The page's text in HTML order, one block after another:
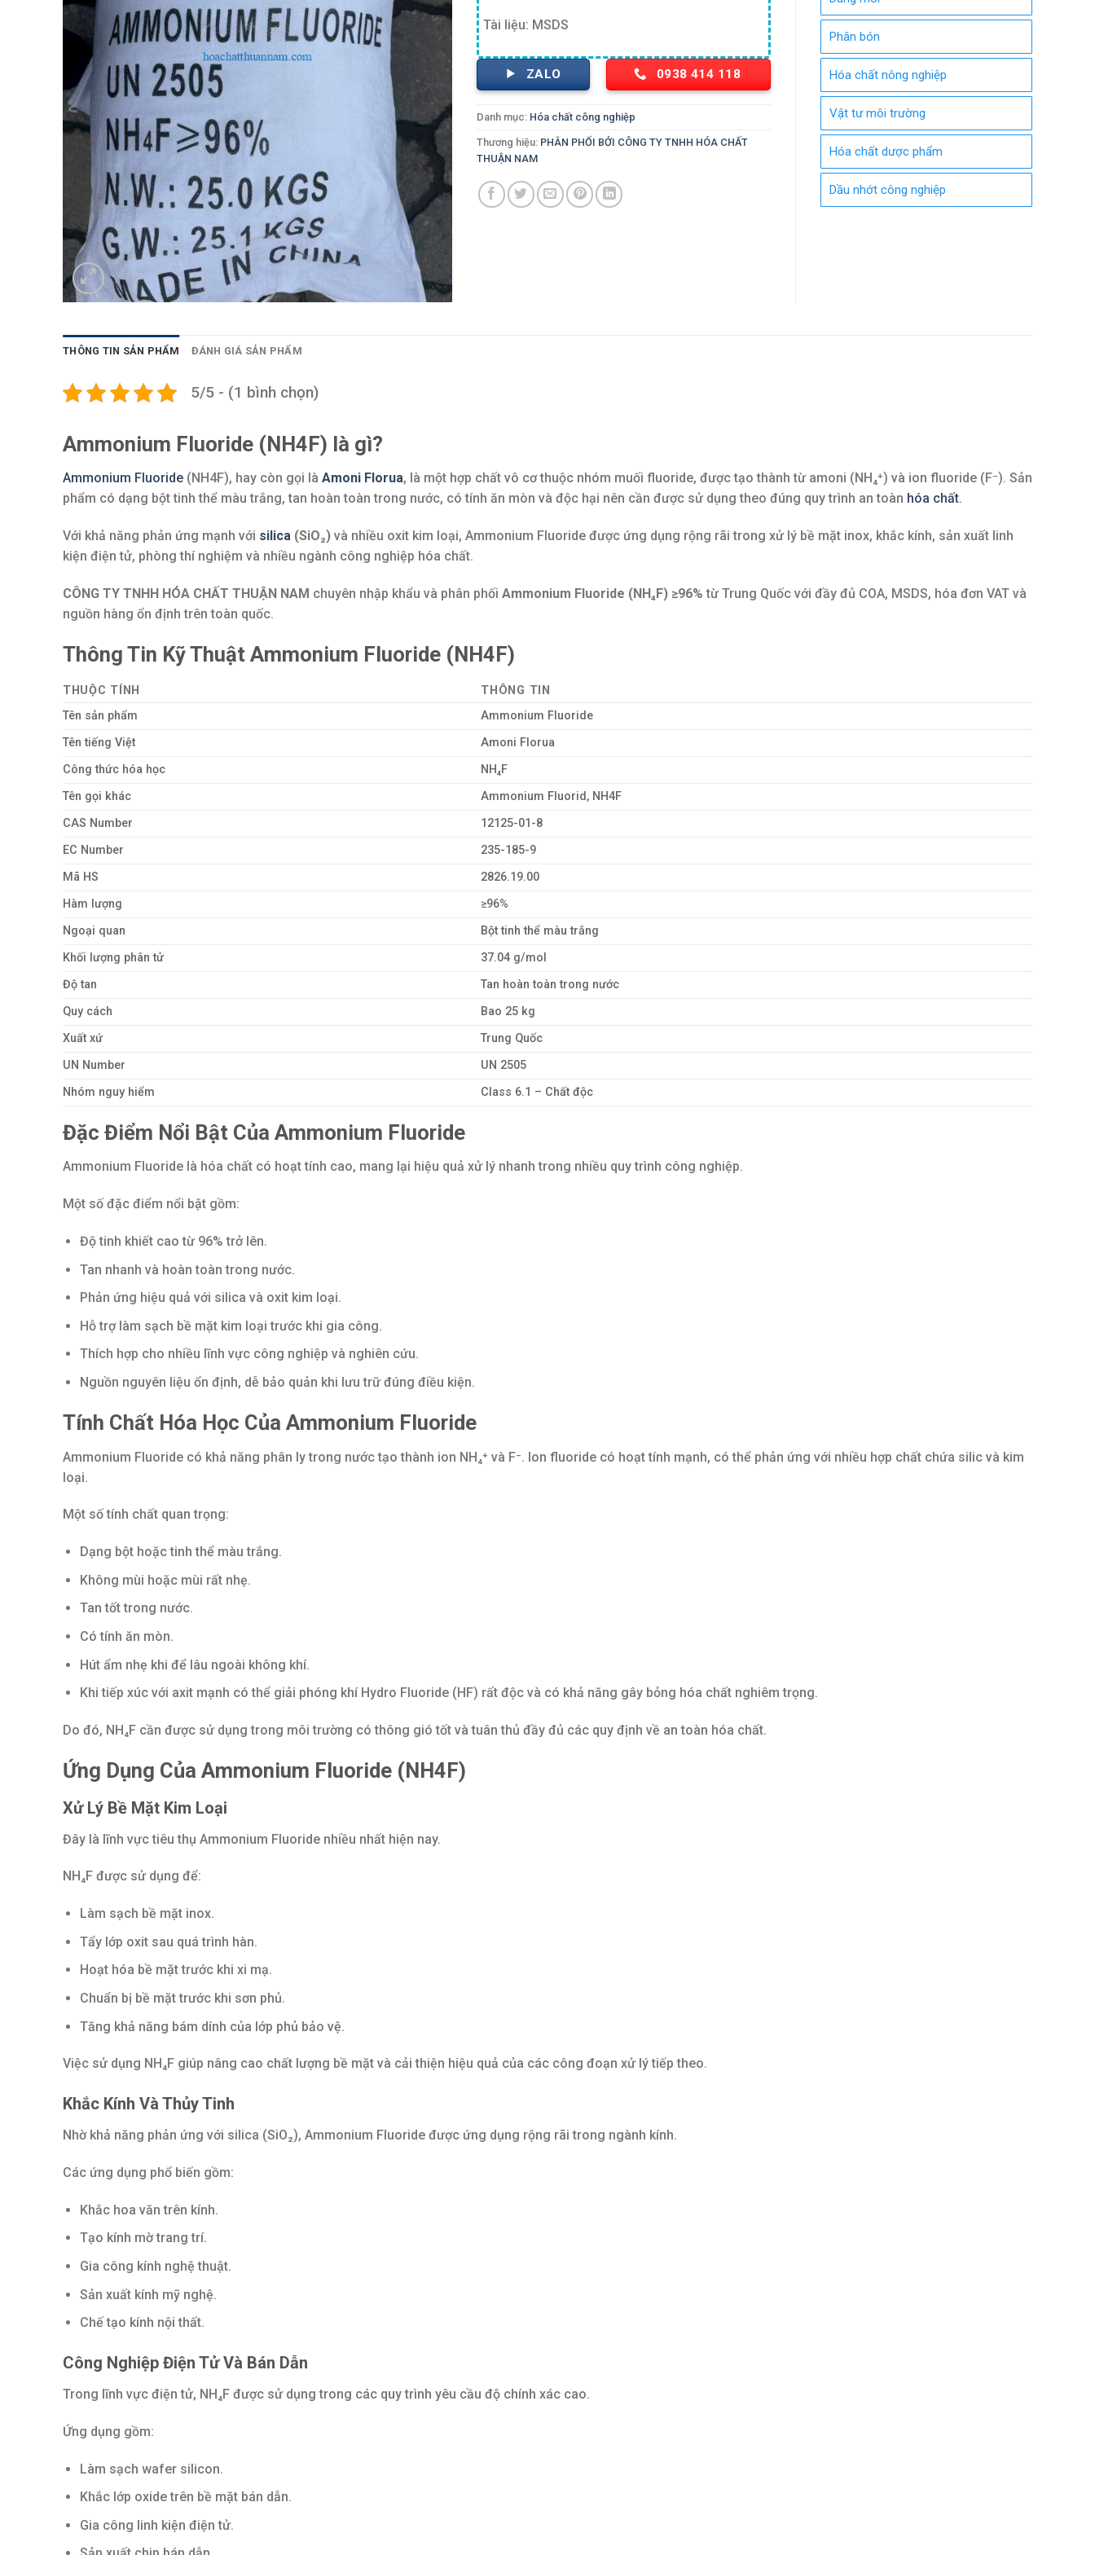
Tài liệu: MSDS
ZALO 0938 414 118
Danh mục: Hóa chất công nghiệp
Thương hiệu: PHÂN PHỐI BỞI CÔNG TY TNHH HÓA CHẤT
THUẬN NAM
Phân bón
Hóa chất nông nghiệp
Vật tư môi trường
Hóa chất dược phẩm
Dầu nhớt công nghiệp
THÔNG TIN SẢN PHẨM ĐÁNH GIÁ SẢN PHẨM
5/5 - (1 bình chọn)
Ammonium Fluoride (NH4F) là gì?
Ammonium Fluoride (NH4F), hay còn gọi là Amoni Florua, là một hợp chất vô cơ thuộc nhóm muối fluoride, được tạo thành từ amoni (NH₄⁺) và ion fluoride (F⁻). Sản
phẩm có dạng bột tinh thể màu trắng, tan hoàn toàn trong nước, có tính ăn mòn và độc hại nên cần được sử dụng theo đúng quy trình an toàn hóa chất.
Với khả năng phản ứng mạnh với silica (SiO₂) và nhiều oxit kim loại, Ammonium Fluoride được ứng dụng rộng rãi trong xử lý bề mặt inox, khắc kính, sản xuất linh
kiện điện tử, phòng thí nghiệm và nhiều ngành công nghiệp hóa chất.
CÔNG TY TNHH HÓA CHẤT THUẬN NAM chuyên nhập khẩu và phân phối Ammonium Fluoride (NH₄F) ≥96% từ Trung Quốc với đầy đủ COA, MSDS, hóa đơn VAT và
nguồn hàng ổn định trên toàn quốc.
Thông Tin Kỹ Thuật Ammonium Fluoride (NH4F)
THUỘC TÍNH
THÔNG TIN
Tên sản phẩm
Ammonium Fluoride
Tên tiếng Việt
Amoni Florua
Công thức hóa học
NH₄F
Tên gọi khác
Ammonium Fluorid, NH4F
CAS Number
12125-01-8
EC Number
235-185-9
Mã HS
2826.19.00
Hàm lượng
≥96%
Ngoại quan
Bột tinh thể màu trắng
Khối lượng phân tử
37.04 g/mol
Độ tan
Tan hoàn toàn trong nước
Quy cách
Bao 25 kg
Xuất xứ
Trung Quốc
UN Number
UN 2505
Nhóm nguy hiểm
Class 6.1 – Chất độc
Đặc Điểm Nổi Bật Của Ammonium Fluoride
Ammonium Fluoride là hóa chất có hoạt tính cao, mang lại hiệu quả xử lý nhanh trong nhiều quy trình công nghiệp.
Một số đặc điểm nổi bật gồm:
Độ tinh khiết cao từ 96% trở lên.
Tan nhanh và hoàn toàn trong nước.
Phản ứng hiệu quả với silica và oxit kim loại.
Hỗ trợ làm sạch bề mặt kim loại trước khi gia công.
Thích hợp cho nhiều lĩnh vực công nghiệp và nghiên cứu.
Nguồn nguyên liệu ổn định, dễ bảo quản khi lưu trữ đúng điều kiện.
Tính Chất Hóa Học Của Ammonium Fluoride
Ammonium Fluoride có khả năng phân ly trong nước tạo thành ion NH₄⁺ và F⁻. Ion fluoride có hoạt tính mạnh, có thể phản ứng với nhiều hợp chất chứa silic và kim
loại.
Một số tính chất quan trọng:
Dạng bột hoặc tinh thể màu trắng.
Không mùi hoặc mùi rất nhẹ.
Tan tốt trong nước.
Có tính ăn mòn.
Hút ẩm nhẹ khi để lâu ngoài không khí.
Khi tiếp xúc với axit mạnh có thể giải phóng khí Hydro Fluoride (HF) rất độc và có khả năng gây bỏng hóa chất nghiêm trọng.
Do đó, NH₄F cần được sử dụng trong môi trường có thông gió tốt và tuân thủ đầy đủ các quy định về an toàn hóa chất.
Ứng Dụng Của Ammonium Fluoride (NH4F)
Xử Lý Bề Mặt Kim Loại
Đây là lĩnh vực tiêu thụ Ammonium Fluoride nhiều nhất hiện nay.
NH₄F được sử dụng để:
Làm sạch bề mặt inox.
Tẩy lớp oxit sau quá trình hàn.
Hoạt hóa bề mặt trước khi xi mạ.
Chuẩn bị bề mặt trước khi sơn phủ.
Tăng khả năng bám dính của lớp phủ bảo vệ.
Việc sử dụng NH₄F giúp nâng cao chất lượng bề mặt và cải thiện hiệu quả của các công đoạn xử lý tiếp theo.
Khắc Kính Và Thủy Tinh
Nhờ khả năng phản ứng với silica (SiO₂), Ammonium Fluoride được ứng dụng rộng rãi trong ngành kính.
Các ứng dụng phổ biến gồm:
Khắc hoa văn trên kính.
Tạo kính mờ trang trí.
Gia công kính nghệ thuật.
Sản xuất kính mỹ nghệ.
Chế tạo kính nội thất.
Công Nghiệp Điện Tử Và Bán Dẫn
Trong lĩnh vực điện tử, NH₄F được sử dụng trong các quy trình yêu cầu độ chính xác cao.
Ứng dụng gồm:
Làm sạch wafer silicon.
Khắc lớp oxide trên bề mặt bán dẫn.
Gia công linh kiện điện tử.